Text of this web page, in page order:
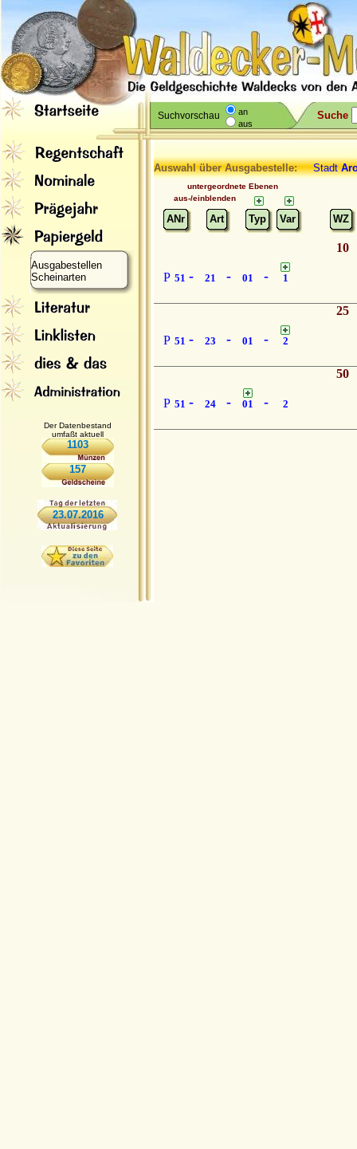
Suchvorschau
an
aus
Suche
Ausgabestellen
Scheinarten
Der Datenbestand
umfaßt aktuell
1103
157
23.07.2016
Auswahl über Ausgabestelle:Stadt
untergeordnete Ebenen
aus-/einblenden
ANr Art Typ Var WZ
P 51 - 21 - 01 - 1
10
P 51 - 23 - 01 - 2
25
P 51 - 24 - 01 - 2
50